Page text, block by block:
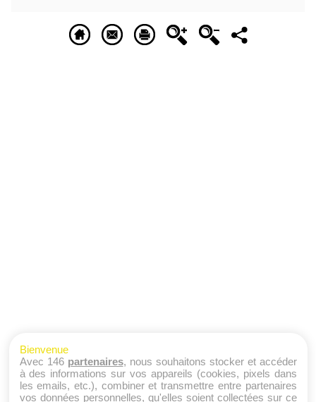
Bienvenue
Avec 146 partenaires, nous souhaitons stocker et accéder
à des informations sur vos appareils (cookies, pixels dans
les emails, etc.), combiner et transmettre entre partenaires
vos données personnelles, qu'elles soient collectées sur ce